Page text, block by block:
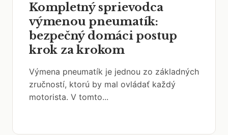
Kompletný sprievodca
výmenou pneumatík:
bezpečný domáci postup
krok za krokom
Výmena pneumatík je jednou zo základných
zručností, ktorú by mal ovládať každý
motorista. V tomto...